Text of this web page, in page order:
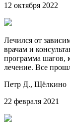
12 октября 2022
Лечился от
врачам и
программа шагов,
лечение. Все
Петр Д., Щёлкино
22 февраля 2021